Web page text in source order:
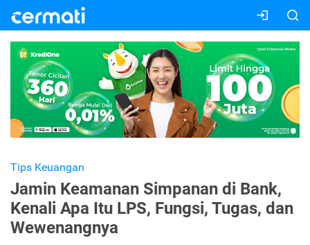
Tips Keuangan
Jamin Keamanan Simpanan di Bank,
Kenali Apa Itu LPS, Fungsi, Tugas, dan
Wewenangnya